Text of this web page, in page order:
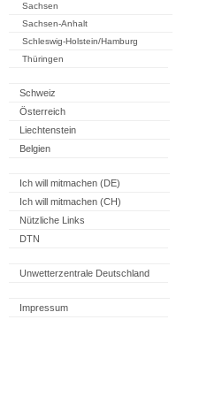
Sachsen
Sachsen-Anhalt
Schleswig-Holstein/Hamburg
Thüringen
Schweiz
Österreich
Liechtenstein
Belgien
Ich will mitmachen (DE)
Ich will mitmachen (CH)
Nützliche Links
DTN
Unwetterzentrale Deutschland
Impressum